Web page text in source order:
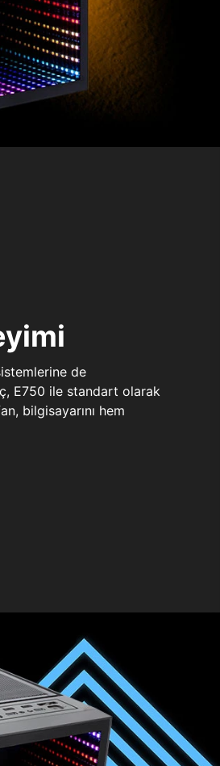
de
E750 ile standart olarak
bilgisayarını hem